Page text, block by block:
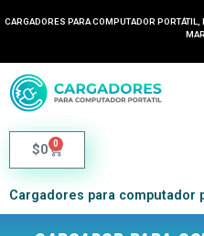
CARGADORES PARA COMPUTADOR PORTÁTIL,
$0 0
Cargadores para computador